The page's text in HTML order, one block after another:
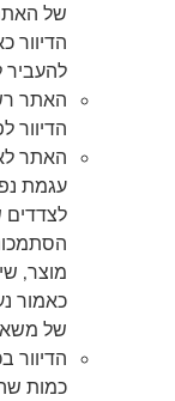
של
הדיוור
להעביר
האתר
הדיוור
האתר
עגמת
לצדדים
מוצר,
כאמור
של
הדיוור
כמות